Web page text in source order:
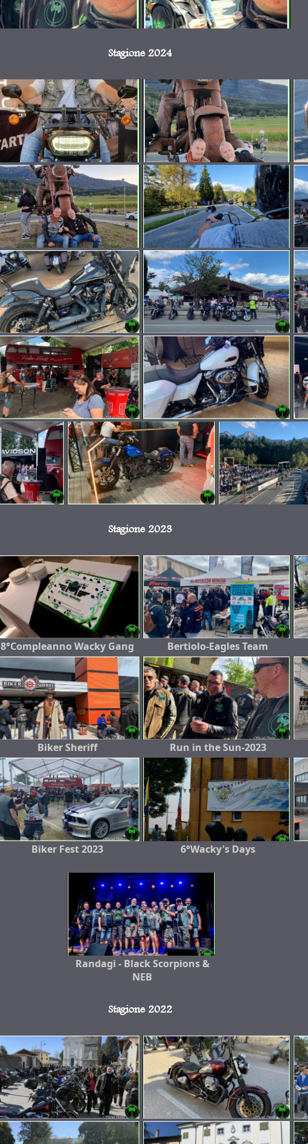
Stagione 2024
Stagione 2023
8°Compleanno Wacky Gang Bertiolo-Eagles Team
Biker Sheriff Run in the Sun-2023
Biker Fest 2023 6°Wacky's Days
Randagi - Black Scorpions &
NEB
Stagione 2022